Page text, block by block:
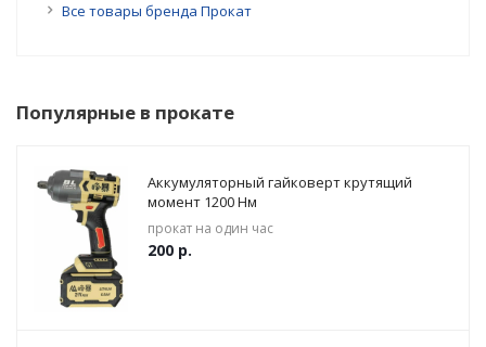
Все товары бренда Прокат
Популярные в прокате
Аккумуляторный гайковерт крутящий
момент 1200 Нм
прокат на один час
200 р.